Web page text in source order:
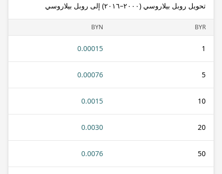
تحويل روبل بيلاروسي (٢٠٠٠–٢٠١٦) إلى روبل بيلاروسي
BYR
BYN
1
0.00015
5
0.00076
10
0.0015
20
0.0030
50
0.0076